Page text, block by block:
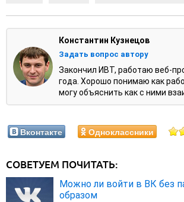
Константин Кузнецов
Задать вопрос автору
Закончил ИВТ, работаю веб-
года. Хорошо понимаю как
могу объяснить как с ними
Вконтакте Одноклассники
СОВЕТУЕМ ПОЧИТАТЬ:
Можно ли войти в ВК без
образом